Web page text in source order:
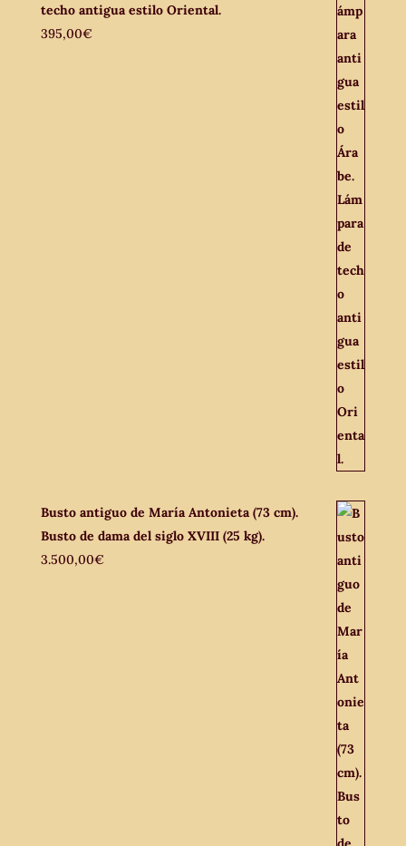
techo antigua estilo Oriental.
395,00€
Busto antiguo de María Antonieta (73 cm).
Busto de dama del siglo XVIII (25 kg).
3.500,00€